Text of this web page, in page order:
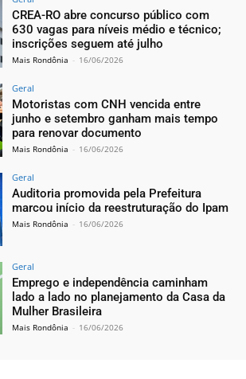
CREA-RO abre concurso público com
630 vagas para níveis médio e técnico;
inscrições seguem até julho
Mais Rondônia - 16/06/2026
Geral
Motoristas com CNH vencida entre
junho e setembro ganham mais tempo
para renovar documento
Mais Rondônia - 16/06/2026
Geral
Auditoria promovida pela Prefeitura
marcou início da reestruturação do Ipam
Mais Rondônia - 16/06/2026
Geral
Emprego e independência caminham
lado a lado no planejamento da Casa da
Mulher Brasileira
Mais Rondônia - 16/06/2026